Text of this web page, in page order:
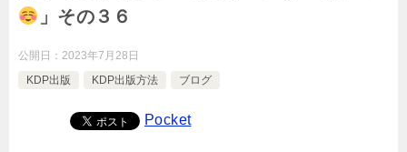
」その３６
公開日： 2023年7月28日
KDP出版
KDP出版方法 ブログ
Pocket